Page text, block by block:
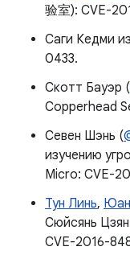
验室): CVE-
Саги Кедми
0433.
Скотт Бауэр (
Copperhead
Севен Шэнь (
изучению
Micro: CVE-
Тун Линь,
Сюйсянь
CVE-2016-